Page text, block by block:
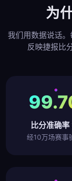
为
我们用数据说话
反映捷报比
比分准确率
经10万场赛事